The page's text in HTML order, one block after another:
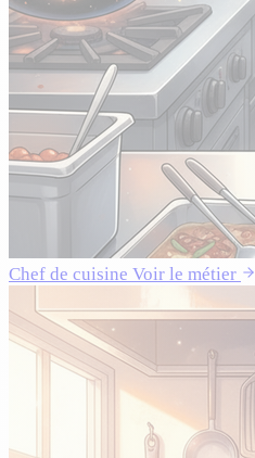
Chef de cuisine Voir le métier